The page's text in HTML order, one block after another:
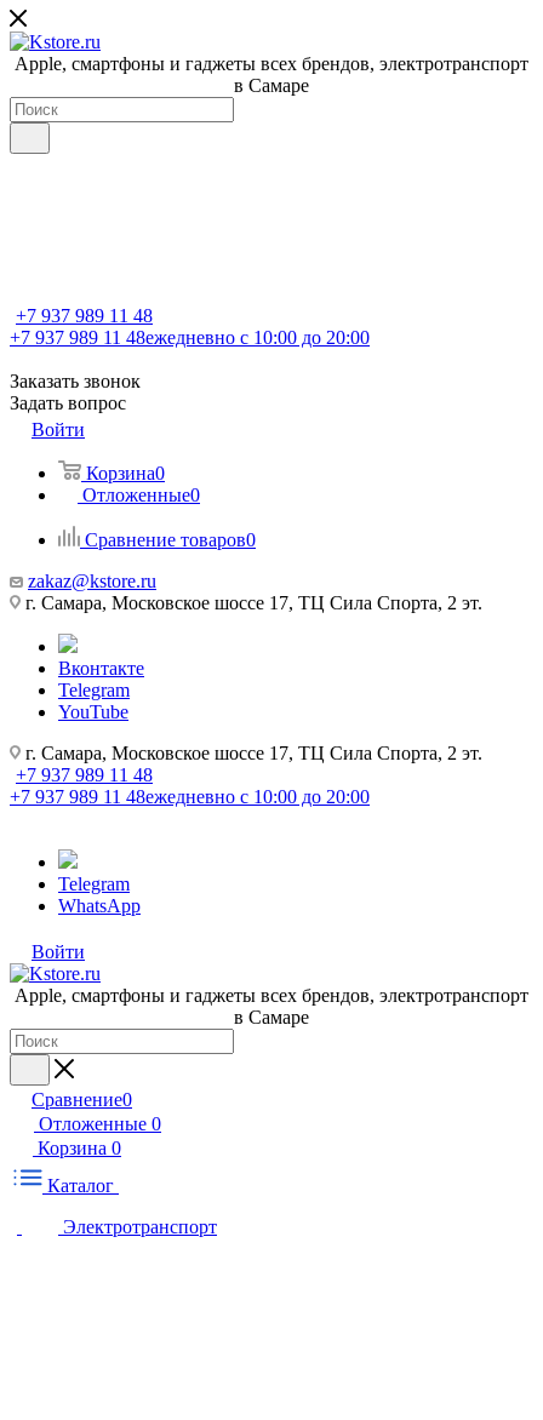
Apple, cмартфоны и гаджеты всех брендов, электротранспорт
в Самаре
+7 937 989 11 48
+7 937 989 11 48ежедневно с 10:00 до 20:00
Заказать звонок
Задать вопрос
Войти
Корзина0
Отложенные0
Сравнение товаров0
zakaz@kstore.ru
г. Самара, Московское шоссе 17, ТЦ Сила Спорта, 2 эт.
Вконтакте
Telegram
YouTube
г. Самара, Московское шоссе 17, ТЦ Сила Спорта, 2 эт.
+7 937 989 11 48
+7 937 989 11 48ежедневно с 10:00 до 20:00
Telegram
WhatsApp
Войти
Apple, cмартфоны и гаджеты всех брендов, электротранспорт
в Самаре
Сравнение0
Отложенные 0
Корзина 0
Каталог
Электротранспорт